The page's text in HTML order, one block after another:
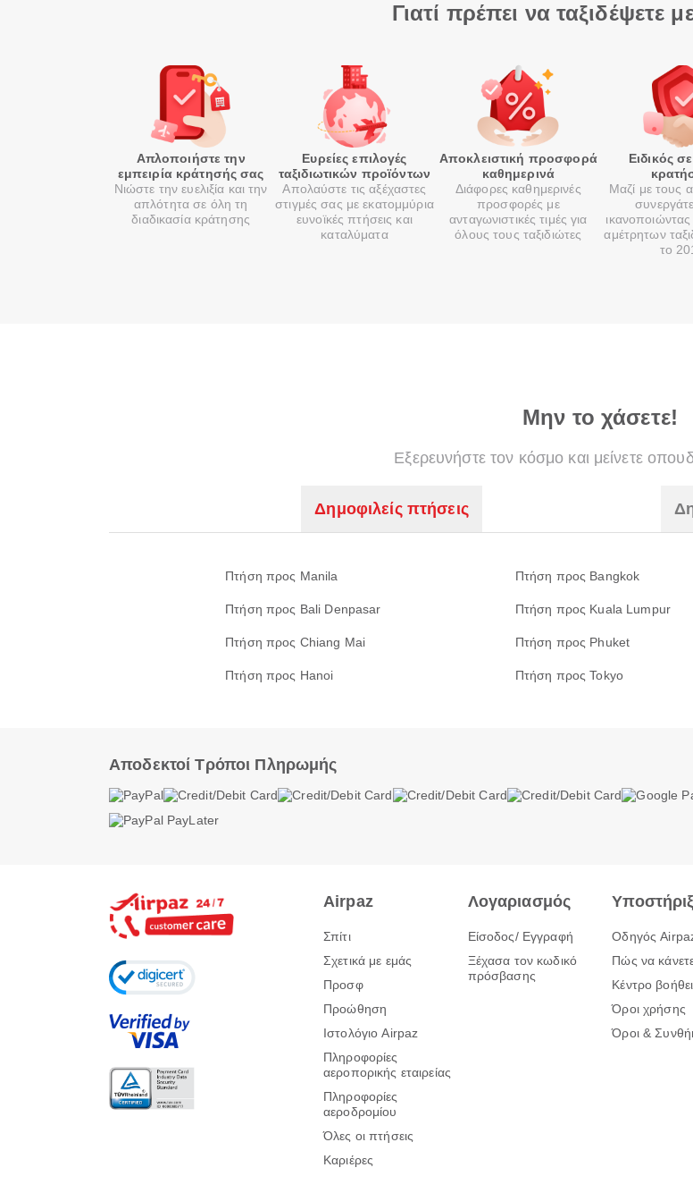
Γιατί πρέπει να ταξιδέψετε
Απλοποιήστε την
εμπειρία κράτησής σας
Νιώστε την ευελιξία και την
απλότητα σε όλη τη
διαδικασία κράτησης
Ευρείες επιλογές
ταξιδιωτικών προϊόντων
Απολαύστε τις αξέχαστες
στιγμές σας με εκατομμύρια
ευνοϊκές πτήσεις και
καταλύματα
Αποκλειστική προσφορά
καθημερινά
Διάφορες καθημερινές
προσφορές με
ανταγωνιστικές τιμές για
όλους τους ταξιδιώτες
Ειδικός
Μαζί με τους
ικανοποιώντας
αμέτρητων
το
Μην το χάσετε!
Εξερευνήστε τον κόσμο και μείνετε
Δημοφιλείς πτήσεις
Πτήση προς Manila Πτήση προς Bangkok
Πτήση προς Bali Denpasar Πτήση προς Kuala Lumpur
Πτήση προς Chiang Mai Πτήση προς Phuket
Πτήση προς Hanoi Πτήση προς Tokyo
Αποδεκτοί Τρόποι Πληρωμής
Airpaz
Σπίτι
Σχετικά με εμάς
Προσφ
Προώθηση
Ιστολόγιο Airpaz
Πληροφορίες
αεροπορικής εταιρείας
Πληροφορίες
αεροδρομίου
Όλες οι πτήσεις
Καριέρες
Λογαριασμός
Είσοδος/ Εγγραφή
Ξέχασα τον κωδικό
πρόσβασης
Οδηγός
Πώς να
Κέντρο
Όροι χρήσης
Όροι &